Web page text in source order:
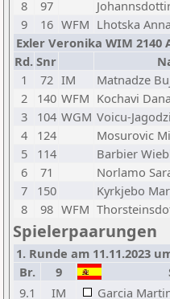
8
97
9
16 WFM Lhotska Anna
Exler Veronika WIM 2140
Rd. Snr
1
72 IM Matnadze
2
140 WFM Kochavi Dana
3
104 WGM Voicu-
4
124 Mosurovic
5
114 Barbier
6
71 Norlamo
7
150 Kyrkjebo
8
98 WFM
Spielerpaarungen
1. Runde am 11.11.2023
Br.
9
9.1
IM Garcia